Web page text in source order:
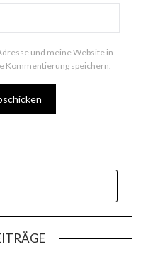
und meine Website in
Kommentierung speichern.